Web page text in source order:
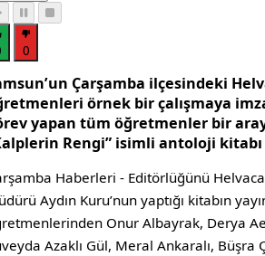
0
Çarşamba ilçesindeki
örnek bir çalışmaya
yapan tüm öğretmenler bir
Rengi” isimli antoloji kitabı
Haberleri - Editörlüğünü
Aydın Kuru’nun yaptığı kitabın
Onur Albayrak, Derya
Azaklı Gül, Meral Ankaralı, Büşra